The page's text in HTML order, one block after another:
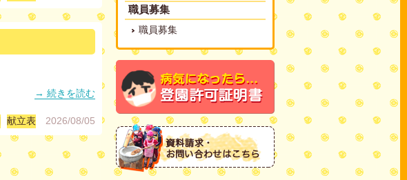
→ 続きを読む
献立表 2026/08/05
職員募集
職員募集